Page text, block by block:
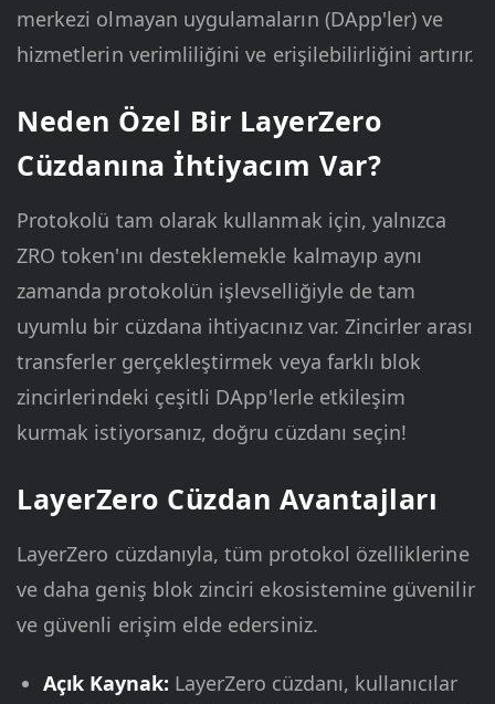
merkezi olmayan uygulamaların (DApp'ler) ve
hizmetlerin verimliliğini ve erişilebilirliğini artırır.
Neden Özel Bir LayerZero
Cüzdanına İhtiyacım Var?
Protokolü tam olarak kullanmak için, yalnızca
ZRO token'ını desteklemekle kalmayıp aynı
zamanda protokolün işlevselliğiyle de tam
uyumlu bir cüzdana ihtiyacınız var. Zincirler arası
transferler gerçekleştirmek veya farklı blok
zincirlerindeki çeşitli DApp'lerle etkileşim
kurmak istiyorsanız, doğru cüzdanı seçin!
LayerZero Cüzdan Avantajları
LayerZero cüzdanıyla, tüm protokol özelliklerine
ve daha geniş blok zinciri ekosistemine güvenilir
ve güvenli erişim elde edersiniz.
Açık Kaynak: LayerZero cüzdanı, kullanıcılar